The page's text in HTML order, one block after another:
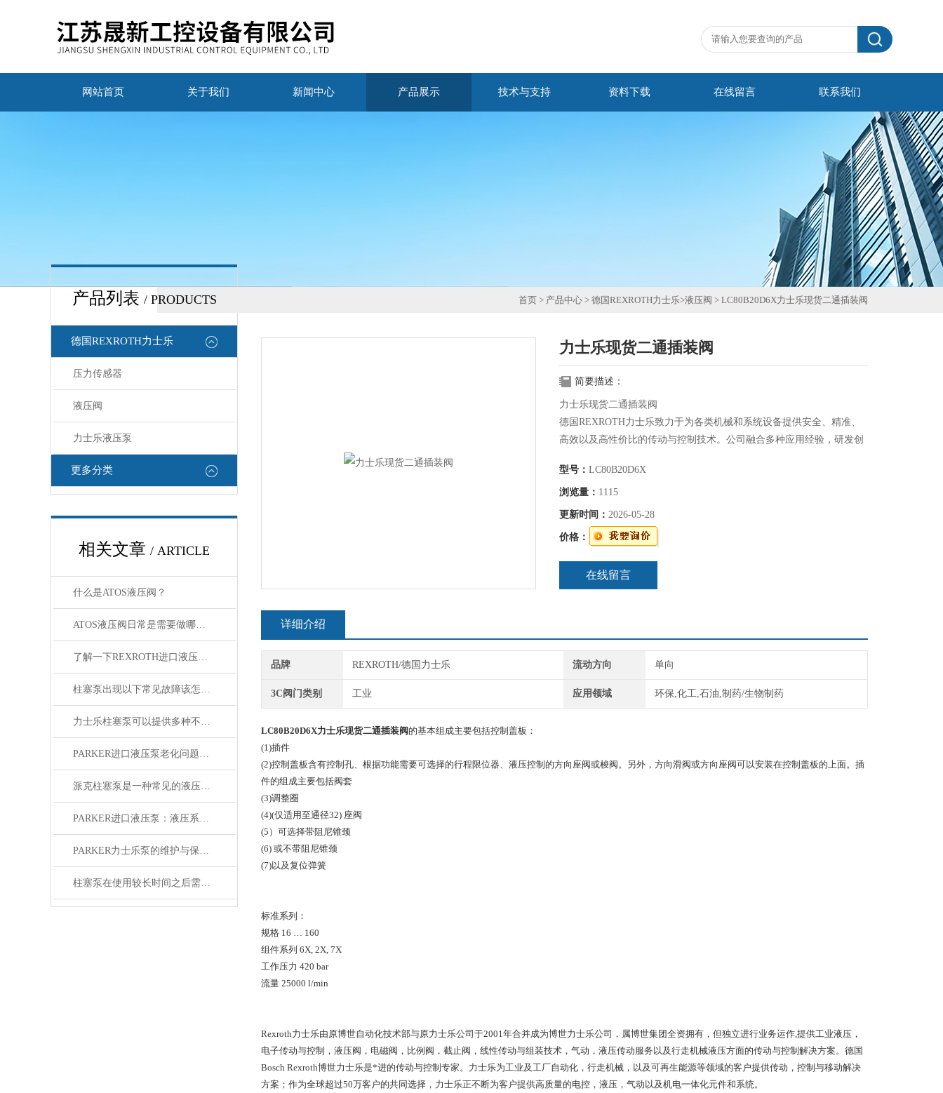
网站首页 关于我们 新闻中心 产品展示 技术与支持 资料下载 在线留言 联系我们
产品列表 / PRODUCTS
德国REXROTH力士乐
压力传感器
液压阀
力士乐液压泵
更多分类
相关文章 / ARTICLE
什么是ATOS液压阀？
ATOS液压阀日常是需要做哪些“体检”
了解一下REXROTH进口液压泵的特点有哪些吧
柱塞泵出现以下常见故障该怎么解决？
力士乐柱塞泵可以提供多种不同的流量和压力选项以满足不同需求
PARKER进口液压泵老化问题与更换策略
派克柱塞泵是一种常见的液压传动设备
PARKER进口液压泵：液压系统的动力核心​
PARKER力士乐泵的维护与保养技巧
柱塞泵在使用较长时间之后需每日进行检查
首页 > 产品中心 > 德国REXROTH力士乐>液压阀 > LC80B20D6X力士乐现货二通插装阀
力士乐现货二通插装阀
简要描述：
力士乐现货二通插装阀
德国REXROTH力士乐致力于为各类机械和系统设备提供安全、精准、
高效以及高性价比的传动与控制技术。公司融合多种应用经验，研发创
一个细分市场的客户量身定制系统解决方案及服务。博世力士乐同时为
客户提供各种液压、电子传动与控制、气动、齿轮、线性传动及组装技
术。
型号： LC80B20D6X
浏览量： 1115
更新时间： 2026-05-28
价格：
在线留言
详细介绍
品牌 REXROTH/德国力士乐 流动方向 单向
3C阀门类别 工业 应用领域 环保,化工,石油,制药/生物制药
LC80B20D6X力士乐现货二通插装阀 的基本组成主要包括控制盖板：
(1)插件
(2)控制盖板含有控制孔、根据功能需要可选择的行程限位器、液压控制的方向座阀或梭阀。另外，方向滑阀或方向座阀可以安装在控制盖板的上面。插
件的组成主要包括阀套
(3)调整圈
(4)(仅适用至通径32) 座阀
(5）可选择带阻尼锥颈
(6) 或不带阻尼锥颈
(7)以及复位弹簧
标准系列：
规格 16 … 160
组件系列 6X, 2X, 7X
工作压力 420 bar
流量 25000 l/min
Rexroth力士乐由原博世自动化技术部与原力士乐公司于2001年合并成为博世力士乐公司，属博世集团全资拥有，但独立进行业务运作,提供工业液压，
电子传动与控制，液压阀，电磁阀，比例阀，截止阀，线性传动与组装技术，气动，液压传动服务以及行走机械液压方面的传动与控制解决方案。德国
Bosch Rexroth博世力士乐是*进的传动与控制专家。力士乐为工业及工厂自动化，行走机械，以及可再生能源等领域的客户提供传动，控制与移动解决
方案；作为全球超过50万客户的共同选择，力士乐正不断为客户提供高质量的电控，液压，气动以及机电一体化元件和系统。